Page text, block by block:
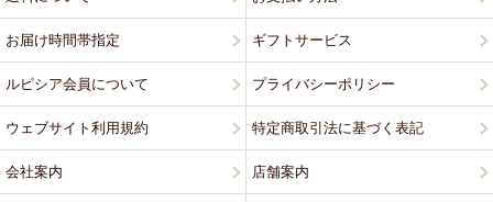
お届け時間帯指定 ギフトサービス
ルピシア会員について プライバシーポリシー
ウェブサイト利用規約 特定商取引法に基づく表記
会社案内 店舗案内